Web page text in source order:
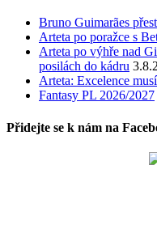
Bruno Guimarães
Arteta po poražce s
Arteta po výhře nad
posilách do kádru
Arteta: Excelence
Fantasy PL 2026/2027
Přidejte se k nám na